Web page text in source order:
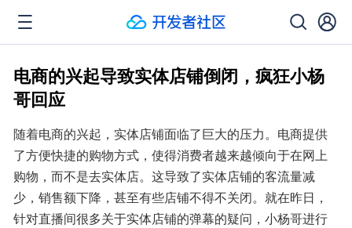
电商的兴起导致实体店铺倒闭，疯狂小杨
哥回应
随着电商的兴起，实体店铺面临了巨大的压力。电商提供
了方便快捷的购物方式，使得消费者越来越倾向于在网上
购物，而不是去实体店。这导致了实体店铺的客流量减
少，销售额下降，甚至有些店铺不得不关闭。就在昨日，
针对直播间很多关于实体店铺的弹幕的疑问，小杨哥进行